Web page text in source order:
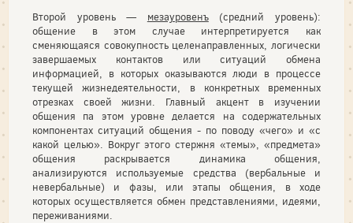
Второй уровень — мезауровенъ(средний уровень):
общение в этом случае интерпретируется как
сменяющаяся совокупность целенаправленных, логически
завершаемых контактов или ситуаций обмена
информацией, в которых оказываются люди в процессе
текущей жизнедеятельности, в конкретных временных
отрезках своей жизни. Главный акцент в изучении
общения па этом уровне делается на содержательных
компонентах ситуаций общения - по поводу «чего» и «с
какой целью». Вокруг этого стержня «темы», «предмета»
общения раскрывается динамика общения,
анализируются используемые средства (вербальные и
невербальные) и фазы, или этапы общения, в ходе
которых осуществляется обмен представлениями, идеями,
переживаниями.